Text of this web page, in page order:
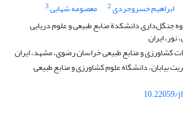
ابراهیم خسروجردی2 معصومه شهابی3
جنگل‌داری دانشکدة منابع‏ طبیعی و علوم‏ دریایی
ایران
کشاورزی و منابع طبیعی خراسان رضوی، مشهد، ایران
‏بیابان، دانشگاه ‏علوم‏ کشاورزی و منابع ‏طبیعی
10.22059/